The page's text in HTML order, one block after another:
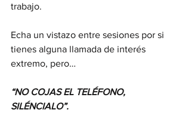
trabajo.
Echa un vistazo entre sesiones por si
tienes alguna llamada de interés
extremo, pero…
“NO COJAS EL TELÉFONO,
SILÉNCIALO”.